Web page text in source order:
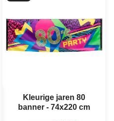
Kleurige jaren 80
banner - 74x220 cm